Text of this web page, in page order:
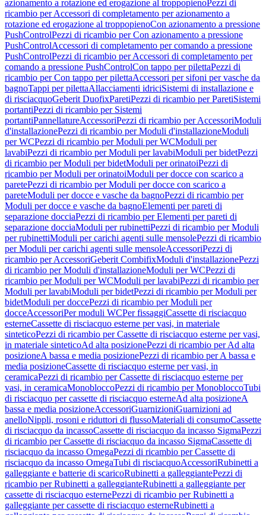
azionamento a rotazione ed erogazione al troppopienoPezzi di
ricambio per Accessori di completamento per azionamento a
rotazione ed erogazione al troppopienoCon azionamento a pressione
PushControlPezzi di ricambio per Con azionamento a pressione
PushControlAccessori di completamento per comando a pressione
PushControlPezzi di ricambio per Accessori di completamento per
comando a pressione PushControlCon tappo per pilettaPezzi di
ricambio per Con tappo per pilettaAccessori per sifoni per vasche da
bagnoTappi per pilettaAllacciamenti idriciSistemi di installazione e
di risciacquoGeberit DuofixParetiPezzi di ricambio per ParetiSistemi
portantiPezzi di ricambio per Sistemi
portantiPannellatureAccessoriPezzi di ricambio per AccessoriModuli
d'installazionePezzi di ricambio per Moduli d'installazioneModuli
per WCPezzi di ricambio per Moduli per WCModuli per
lavabiPezzi di ricambio per Moduli per lavabiModuli per bidetPezzi
di ricambio per Moduli per bidetModuli per orinatoiPezzi di
ricambio per Moduli per orinatoiModuli per docce con scarico a
paretePezzi di ricambio per Moduli per docce con scarico a
pareteModuli per docce e vasche da bagnoPezzi di ricambio per
Moduli per docce e vasche da bagnoElementi per pareti di
separazione docciaPezzi di ricambio per Elementi per pareti di
separazione docciaModuli per rubinettiPezzi di ricambio per Moduli
per rubinettiModuli per carichi agenti sulle mensolePezzi di ricambio
per Moduli per carichi agenti sulle mensoleAccessoriPezzi di
ricambio per AccessoriGeberit CombifixModuli d'installazionePezzi
di ricambio per Moduli d'installazioneModuli per WCPezzi di
ricambio per Moduli per WCModuli per lavabiPezzi di ricambio per
Moduli per lavabiModuli per bidetPezzi di ricambio per Moduli per
bidetModuli per doccePezzi di ricambio per Moduli per
docceAccessoriPer moduli WCPer fissaggiCassette di risciacquo
esterneCassette di risciacquo esterne per vasi, in materiale
sinteticoPezzi di ricambio per Cassette di risciacquo esterne per vasi,
in materiale sinteticoAd alta posizionePezzi di ricambio per Ad alta
posizioneA bassa e media posizionePezzi di ricambio per A bassa e
media posizioneCassette di risciacquo esterne per vasi, in
ceramicaPezzi di ricambio per Cassette di risciacquo esterne per
vasi, in ceramicaMonobloccoPezzi di ricambio per MonobloccoTubi
di risciacquo per cassette di risciacquo esterneAd alta posizioneA
bassa e media posizioneAccessoriGuarnizioniGuarnizioni ad
anelloNippli, rosoni e riduttori di flussoMateriali di consumoCassette
di risciacquo da incassoCassette di risciacquo da incasso SigmaPezzi
di ricambio per Cassette di risciacquo da incasso SigmaCassette di
risciacquo da incasso OmegaPezzi di ricambio per Cassette di
risciacquo da incasso OmegaTubi di risciacquoAccessoriRubinetti a
galleggiante e batterie di scaricoRubinetti a galleggiantePezzi di
ricambio per Rubinetti a galleggianteRubinetti a galleggiante per
cassette di risciacquo esternePezzi di ricambio per Rubinetti a
galleggiante per cassette di risciacquo esterneRubinetti a